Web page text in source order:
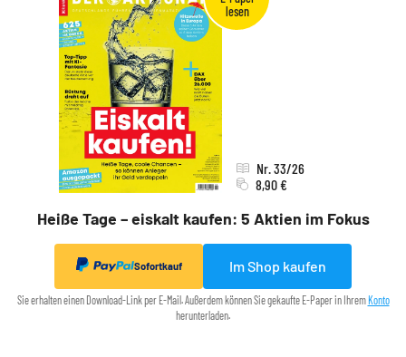
Heiße Tage – eiskalt kaufen: 5 Aktien im Fokus
Nr. 33/26
8,90 €
Sofortkauf Im Shop kaufen
Sie erhalten einen Download-Link per E-Mail. Außerdem können Sie gekaufte E-Paper in Ihrem Konto
herunterladen.